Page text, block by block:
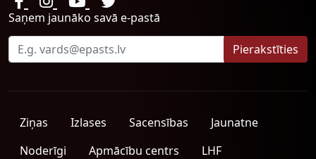
Saņem jaunāko savā e-pastā
Ziņas Izlases Sacensības
Jaunatne
Noderīgi
Apmācību centrs LHF